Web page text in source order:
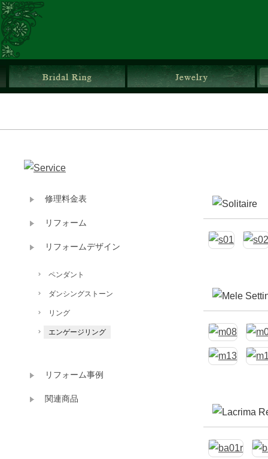
ブライダルリング
修理料金表
リフォーム
リフォームデザイン
ペンダント
ダンシングストーン
リング
エンゲージリング
リフォーム事例
関連商品